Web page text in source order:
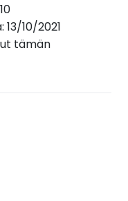
10/2021
tämän